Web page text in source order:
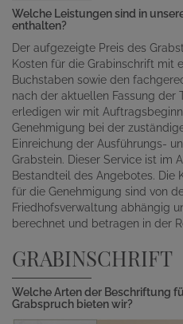
Welche Leistungen sind in
enthalten?
Der aufgezeigte Preis des
Kosten für die Grabinschrift mit
Buchstaben sowie den
nach der aktuellen Fassung der
erledigen wir mit
Genehmigung bei der
Einreichung der Ausführungs-
Grabstein. Dieser Service ist im
Bestandteil des Angebotes. Die
für die Genehmigung sind von
Friedhofsverwaltung abhängig
berechnet und betragen in der
GRABINSCHRIFT
Welche Arten der Beschriftung
Grabspruch bieten wir?